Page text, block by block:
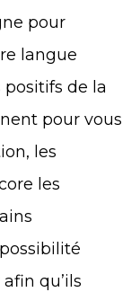
pour
langue
de la
pour vous
les
les
qu’ils